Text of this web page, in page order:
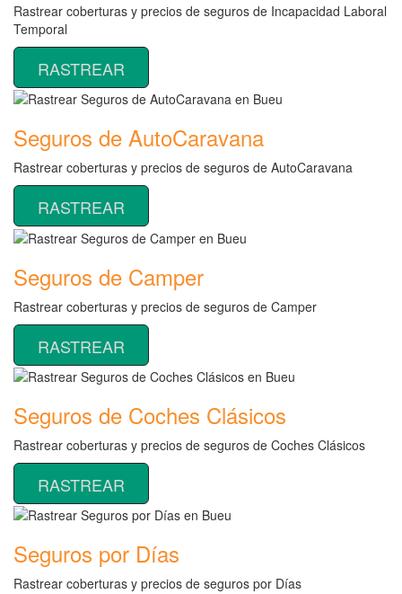
Rastrear coberturas y precios de seguros de Incapacidad Laboral
Temporal
RASTREAR
Seguros de AutoCaravana
Rastrear coberturas y precios de seguros de AutoCaravana
RASTREAR
Seguros de Camper
Rastrear coberturas y precios de seguros de Camper
RASTREAR
Seguros de Coches Clásicos
Rastrear coberturas y precios de seguros de Coches Clásicos
RASTREAR
Seguros por Días
Rastrear coberturas y precios de seguros por Días